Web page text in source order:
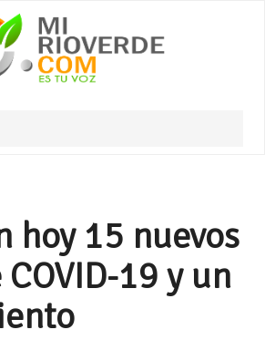
hoy 15 nuevos
19 y un